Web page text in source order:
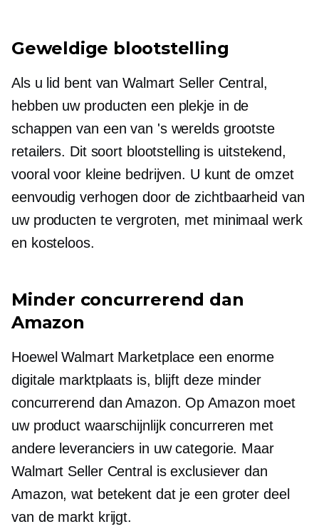
Geweldige blootstelling
Als u lid bent van Walmart Seller Central,
hebben uw producten een plekje in de
schappen van een van 's werelds grootste
retailers. Dit soort blootstelling is uitstekend,
vooral voor kleine bedrijven. U kunt de omzet
eenvoudig verhogen door de zichtbaarheid van
uw producten te vergroten, met minimaal werk
en kosteloos.
Minder concurrerend dan
Amazon
Hoewel Walmart Marketplace een enorme
digitale marktplaats is, blijft deze minder
concurrerend dan Amazon. Op Amazon moet
uw product waarschijnlijk concurreren met
andere leveranciers in uw categorie. Maar
Walmart Seller Central is exclusiever dan
Amazon, wat betekent dat je een groter deel
van de markt krijgt.